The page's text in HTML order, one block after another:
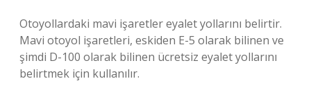
Otoyollardaki mavi işaretler eyalet yollarını belirtir.
Mavi otoyol işaretleri, eskiden E-5 olarak bilinen ve
şimdi D-100 olarak bilinen ücretsiz eyalet yollarını
belirtmek için kullanılır.